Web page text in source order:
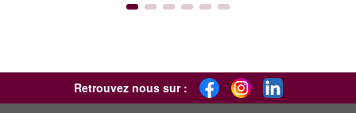
Retrouvez nous sur :